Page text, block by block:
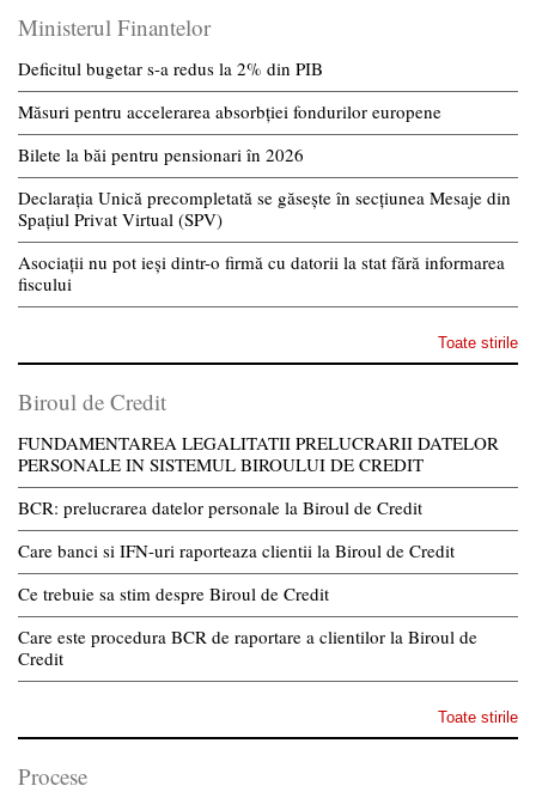
Ministerul Finantelor
Deficitul bugetar s-a redus la 2% din PIB
Măsuri pentru accelerarea absorbției fondurilor europene
Bilete la băi pentru pensionari în 2026
Declarația Unică precompletată se găsește în secțiunea Mesaje din
Spațiul Privat Virtual (SPV)
Asociații nu pot ieși dintr-o firmă cu datorii la stat fără informarea
fiscului
Toate stirile
Biroul de Credit
FUNDAMENTAREA LEGALITATII PRELUCRARII DATELOR
PERSONALE IN SISTEMUL BIROULUI DE CREDIT
BCR: prelucrarea datelor personale la Biroul de Credit
Care banci si IFN-uri raporteaza clientii la Biroul de Credit
Ce trebuie sa stim despre Biroul de Credit
Care este procedura BCR de raportare a clientilor la Biroul de
Credit
Toate stirile
Procese